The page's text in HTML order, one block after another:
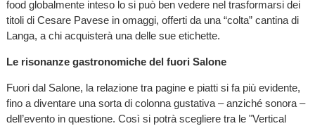
food globalmente inteso lo si può ben vedere nel trasformarsi dei
titoli di Cesare Pavese in omaggi, offerti da una “colta” cantina di
Langa, a chi acquisterà una delle sue etichette.
Le risonanze gastronomiche del fuori Salone
Fuori dal Salone, la relazione tra pagine e piatti si fa più evidente,
fino a diventare una sorta di colonna gustativa – anziché sonora –
dell’evento in questione. Così si potrà scegliere tra le "Vertical